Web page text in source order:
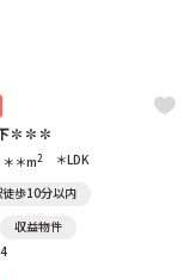
下✽✽✽
＊＊m2
＊LDK
徒歩10分以内
収益物件